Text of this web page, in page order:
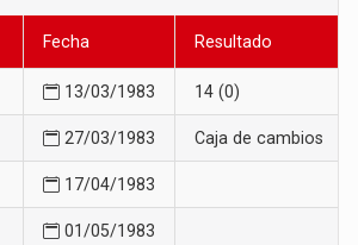
Fecha Resultado
13/03/1983 14 (0)
27/03/1983 Caja de cambios
17/04/1983
01/05/1983